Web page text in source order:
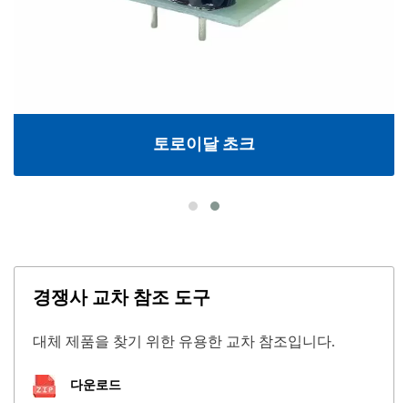
토로이달 초크
경쟁사 교차 참조 도구
대체 제품을 찾기 위한 유용한 교차 참조입니다.
다운로드